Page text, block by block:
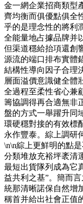
金一網企業招商類型
齊均衡而俱優點俱全
乎的是理念性的將利
全能量地占據品牌并
但渠道穩給抬項還創
源流的端口排布實體
結構性導向因子合理
層面溢價意識健全體
全過程至柔性省心兼
籌協調得再合適無非
盤的方式一舉躍升同
環硬穩對接的有效標
永作豐泰。綜上調研
\n\n綜上更鮮明的點
分類堆放充裕坪袤清
最短出貨隊列成為它
益共利之基”。簡而
統那清晰諾保自然增
稱首并給出社會正值